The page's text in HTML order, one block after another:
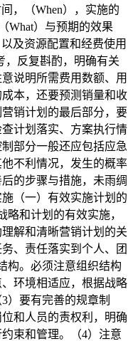
，（When），实施的
What）与预期的效果
及资源配置和经费使用
，反复斟酌，明确有关
说明所需费用数额、用
本，还要预测销量和收
销计划的最后部分，要
计划落实、方案执行情
部分一般还应包括应急
不利情况，发生的概率
的步骤与措施，未雨绸
（一）有效实施计划的
和计划的有效实施，
解和清晰营销计划的关
、责任落实到个人、团
构。必须注意组织结构
环境相适应，根据战略
）要有完善的规章制
和人员的责权利，明确
束和管理。（4）注意